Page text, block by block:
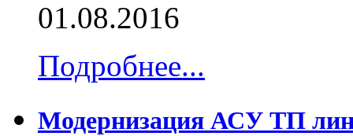
01.08.2016
Подробнее...
Модернизация АСУ ТП